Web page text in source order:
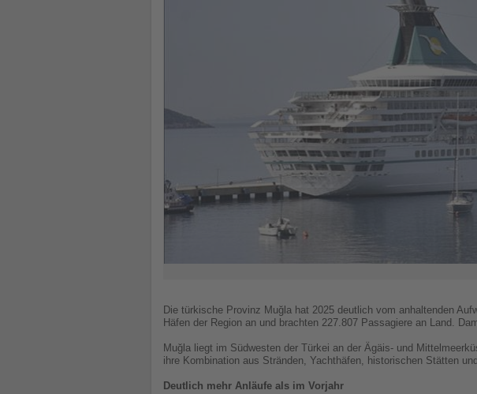
Die türkische Provinz Muğla hat 2025 deutlich vom anhaltenden
Häfen der Region an und brachten 227.807 Passagiere an Land.
Muğla liegt im Südwesten der Türkei an der Ägäis- und
ihre Kombination aus Stränden, Yachthäfen, historischen Stätten
Deutlich mehr Anläufe als im Vorjahr